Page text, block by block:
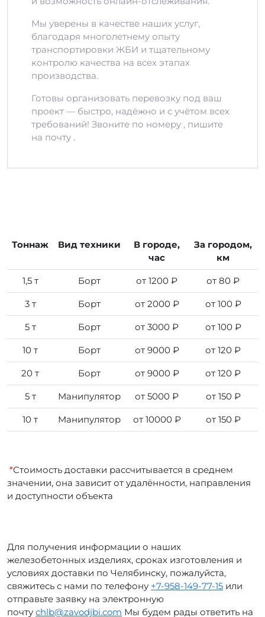
Мы уверены в качестве наших услуг,
благодаря многолетнему опыту
транспортировки ЖБИ и тщательному
контролю качества на всех этапах
производства.
Готовы организовать перевозку под ваш
проект — быстро, надёжно и с учётом всех
требований! Звоните по номеру , пишите
на почту .
Тоннаж Вид техники
В городе,
час
За городом,
км
1,5 т Борт от 1200 ₽ от 80 ₽
3 т Борт от 2000 ₽ от 100 ₽
5 т Борт от 3000 ₽ от 100 ₽
10 т Борт от 9000 ₽ от 120 ₽
20 т Борт от 9000 ₽ от 120 ₽
5 т Манипулятор от 5000 ₽ от 150 ₽
10 т Манипулятор от 10000 ₽ от 150 ₽
*Стоимость доставки рассчитывается в среднем
значении, она зависит от удалённости, направления
и доступности объекта
Для получения информации о наших
железобетонных изделиях, сроках изготовления и
условиях доставки по Челябинску, пожалуйста,
свяжитесь с нами по телефону +7-958-149-77-15 или
отправьте заявку на электронную
почту chlb@zavodjbi.com Мы будем рады ответить на